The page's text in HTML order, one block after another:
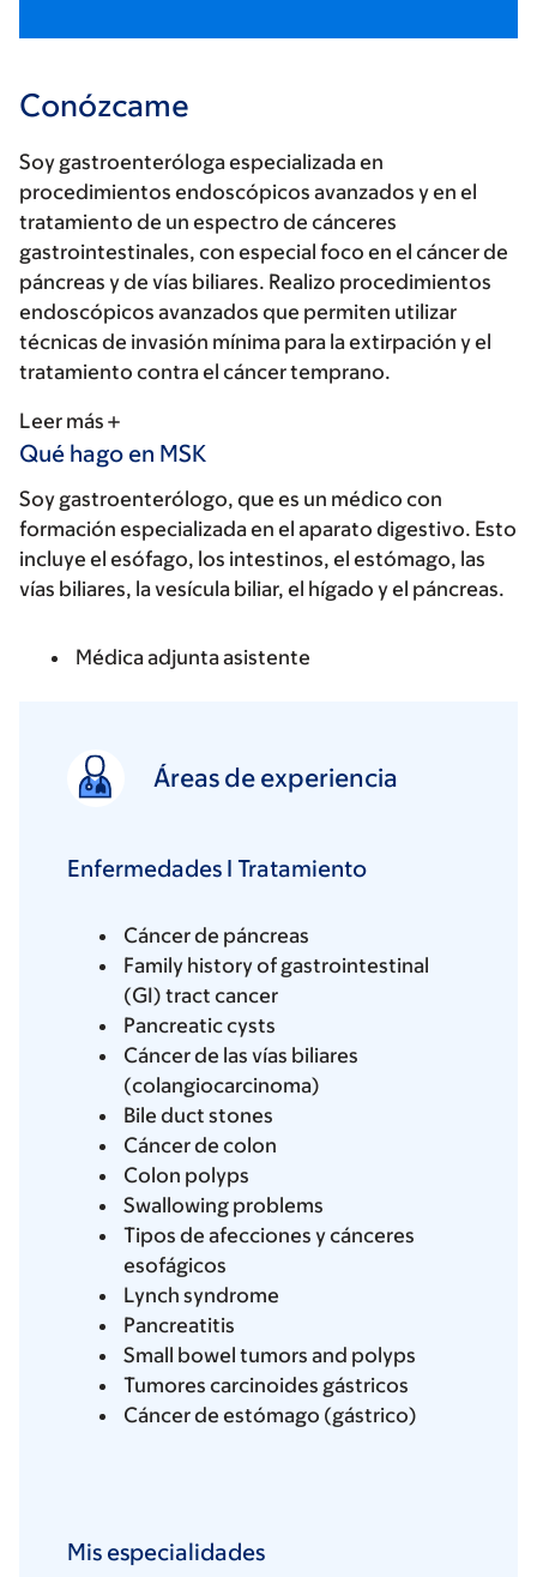
Conózcame
Soy gastroenteróloga especializada en
procedimientos endoscópicos avanzados y en el
tratamiento de un espectro de cánceres
gastrointestinales, con especial foco en el cáncer de
páncreas y de vías biliares. Realizo procedimientos
endoscópicos avanzados que permiten utilizar
técnicas de invasión mínima para la extirpación y el
tratamiento contra el cáncer temprano.
Leer más
Qué hago en MSK
Soy gastroenterólogo, que es un médico con
formación especializada en el aparato digestivo. Esto
incluye el esófago, los intestinos, el estómago, las
vías biliares, la vesícula biliar, el hígado y el páncreas.
Médica adjunta asistente
Áreas de experiencia
Enfermedades I Tratamiento
Cáncer de páncreas
Family history of gastrointestinal
(GI) tract cancer
Pancreatic cysts
Cáncer de las vías biliares
(colangiocarcinoma)
Bile duct stones
Cáncer de colon
Colon polyps
Swallowing problems
Tipos de afecciones y cánceres
esofágicos
Lynch syndrome
Pancreatitis
Small bowel tumors and polyps
Tumores carcinoides gástricos
Cáncer de estómago (gástrico)
Mis especialidades